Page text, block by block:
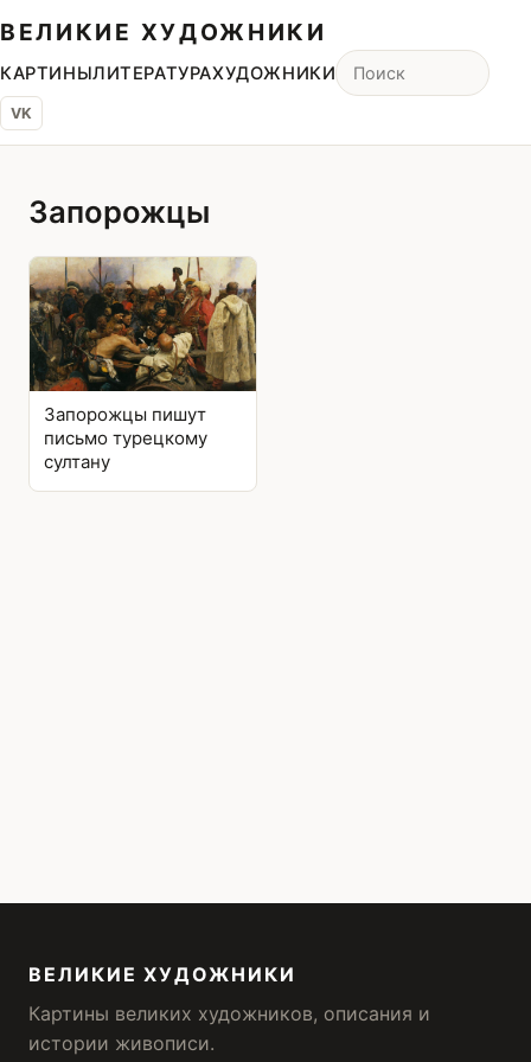
ВЕЛИКИЕ ХУДОЖНИКИ
КАРТИНЫЛИТЕРАТУРАХУДОЖНИКИ
VK
Запорожцы
Запорожцы пишут
письмо турецкому
султану
ВЕЛИКИЕ ХУДОЖНИКИ
Картины великих художников, описания и
истории живописи.